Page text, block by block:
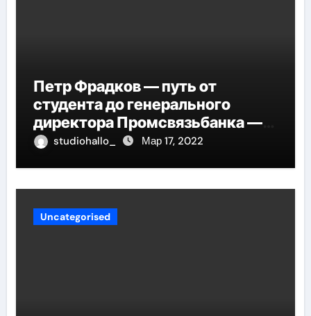
Петр Фрадков — путь от
студента до генерального
директора Промсвязьбанка —
биография и рост в банковской
studiohallo_ Мар 17, 2022
Uncategorised